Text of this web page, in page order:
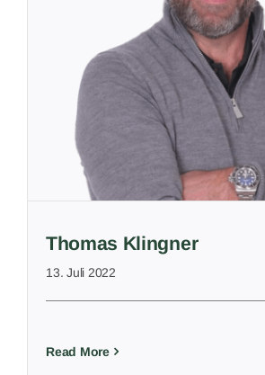
Thomas Klingner
13. Juli 2022
Read More